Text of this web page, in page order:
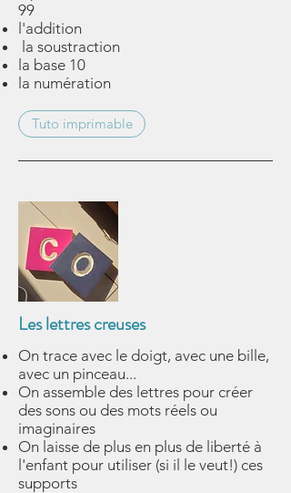
99
l'addition
la soustraction
la base 10
la numération
Tuto imprimable
Les lettres creuses
On trace avec le doigt, avec une bille,
avec un pinceau...
On assemble des lettres pour créer
des sons ou des mots réels ou
imaginaires
On laisse de plus en plus de liberté à
l'enfant pour utiliser (si il le veut!) ces
supports